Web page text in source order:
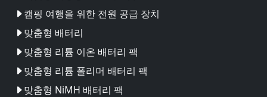
캠핑 여행을 위한 전원 공급 장치
맞춤형 배터리
맞춤형 리튬 이온 배터리 팩
맞춤형 리튬 폴리머 배터리 팩
맞춤형 NiMH 배터리 팩